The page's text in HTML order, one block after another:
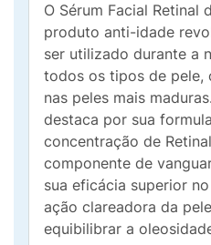
O Sérum Facial Retinal
produto anti-idade
ser utilizado durante a
todos os tipos de pele,
nas peles mais
destaca por sua
concentração de
componente de
sua eficácia superior
ação clareadora da
equibilibrar a